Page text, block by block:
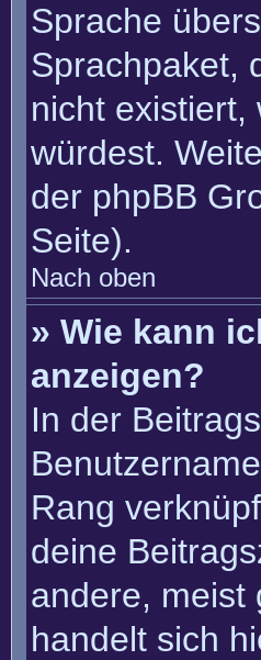
Sprache
Sprachpaket,
nicht
würdest.
der phpBB
Seite).
Nach oben
» Wie kann
anzeigen?
In der
Rang
deine
andere, meist
handelt sich